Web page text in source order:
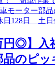
円◎】入
品のピ